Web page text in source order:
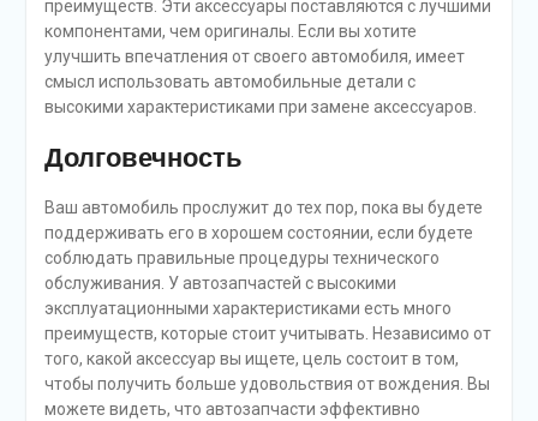
преимуществ. Эти аксессуары поставляются с лучшими
компонентами, чем оригиналы. Если вы хотите
улучшить впечатления от своего автомобиля, имеет
смысл использовать автомобильные детали с
высокими характеристиками при замене аксессуаров.
Долговечность
Ваш автомобиль прослужит до тех пор, пока вы будете
поддерживать его в хорошем состоянии, если будете
соблюдать правильные процедуры технического
обслуживания. У автозапчастей с высокими
эксплуатационными характеристиками есть много
преимуществ, которые стоит учитывать. Независимо от
того, какой аксессуар вы ищете, цель состоит в том,
чтобы получить больше удовольствия от вождения. Вы
можете видеть, что автозапчасти эффективно